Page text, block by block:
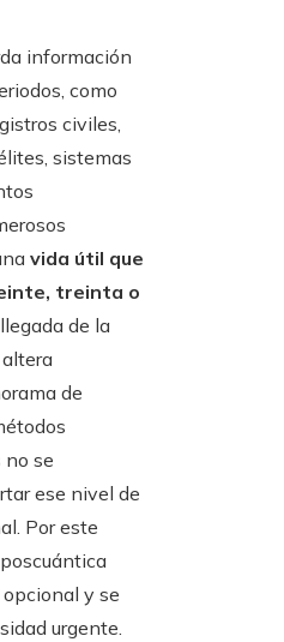
información
como
civiles,
sistemas
vida útil que
treinta o
de la
de
no se
ese nivel de
Por este
opcional y se
urgente.